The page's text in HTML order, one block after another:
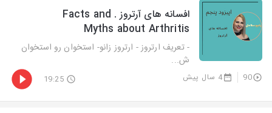
افسانه های آرتروز . Facts and
Myths about Arthritis
- تعریف ارتروز - ارتروز زانو- استخوان رو استخوان
ش...
90 4 سال پیش 19:25